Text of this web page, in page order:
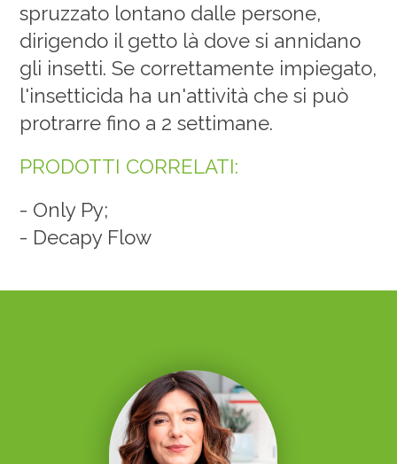
spruzzato lontano dalle persone,
dirigendo il getto là dove si annidano
gli insetti. Se correttamente impiegato,
l'insetticida ha un'attività che si può
protrarre fino a 2 settimane.
PRODOTTI CORRELATI:
- Only Py;
- Decapy Flow